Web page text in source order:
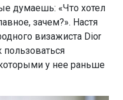
думаешь: «Что хотел
зачем?». Настя
визажиста Dior
у нее раньше